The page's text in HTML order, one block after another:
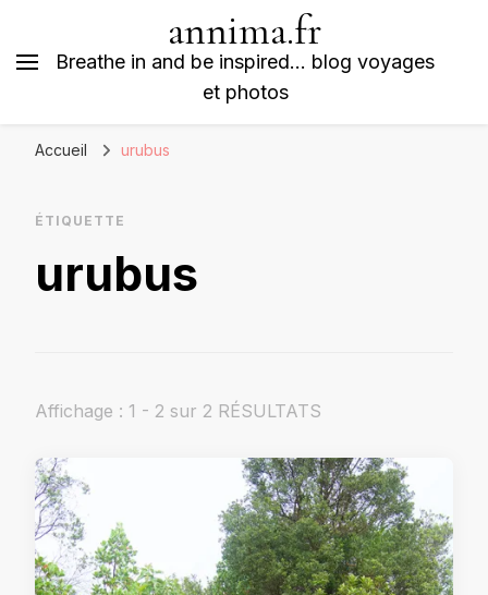
annima.fr
Breathe in and be inspired… blog voyages
et photos
Accueil urubus
ÉTIQUETTE
urubus
Affichage : 1 - 2 sur 2 RÉSULTATS